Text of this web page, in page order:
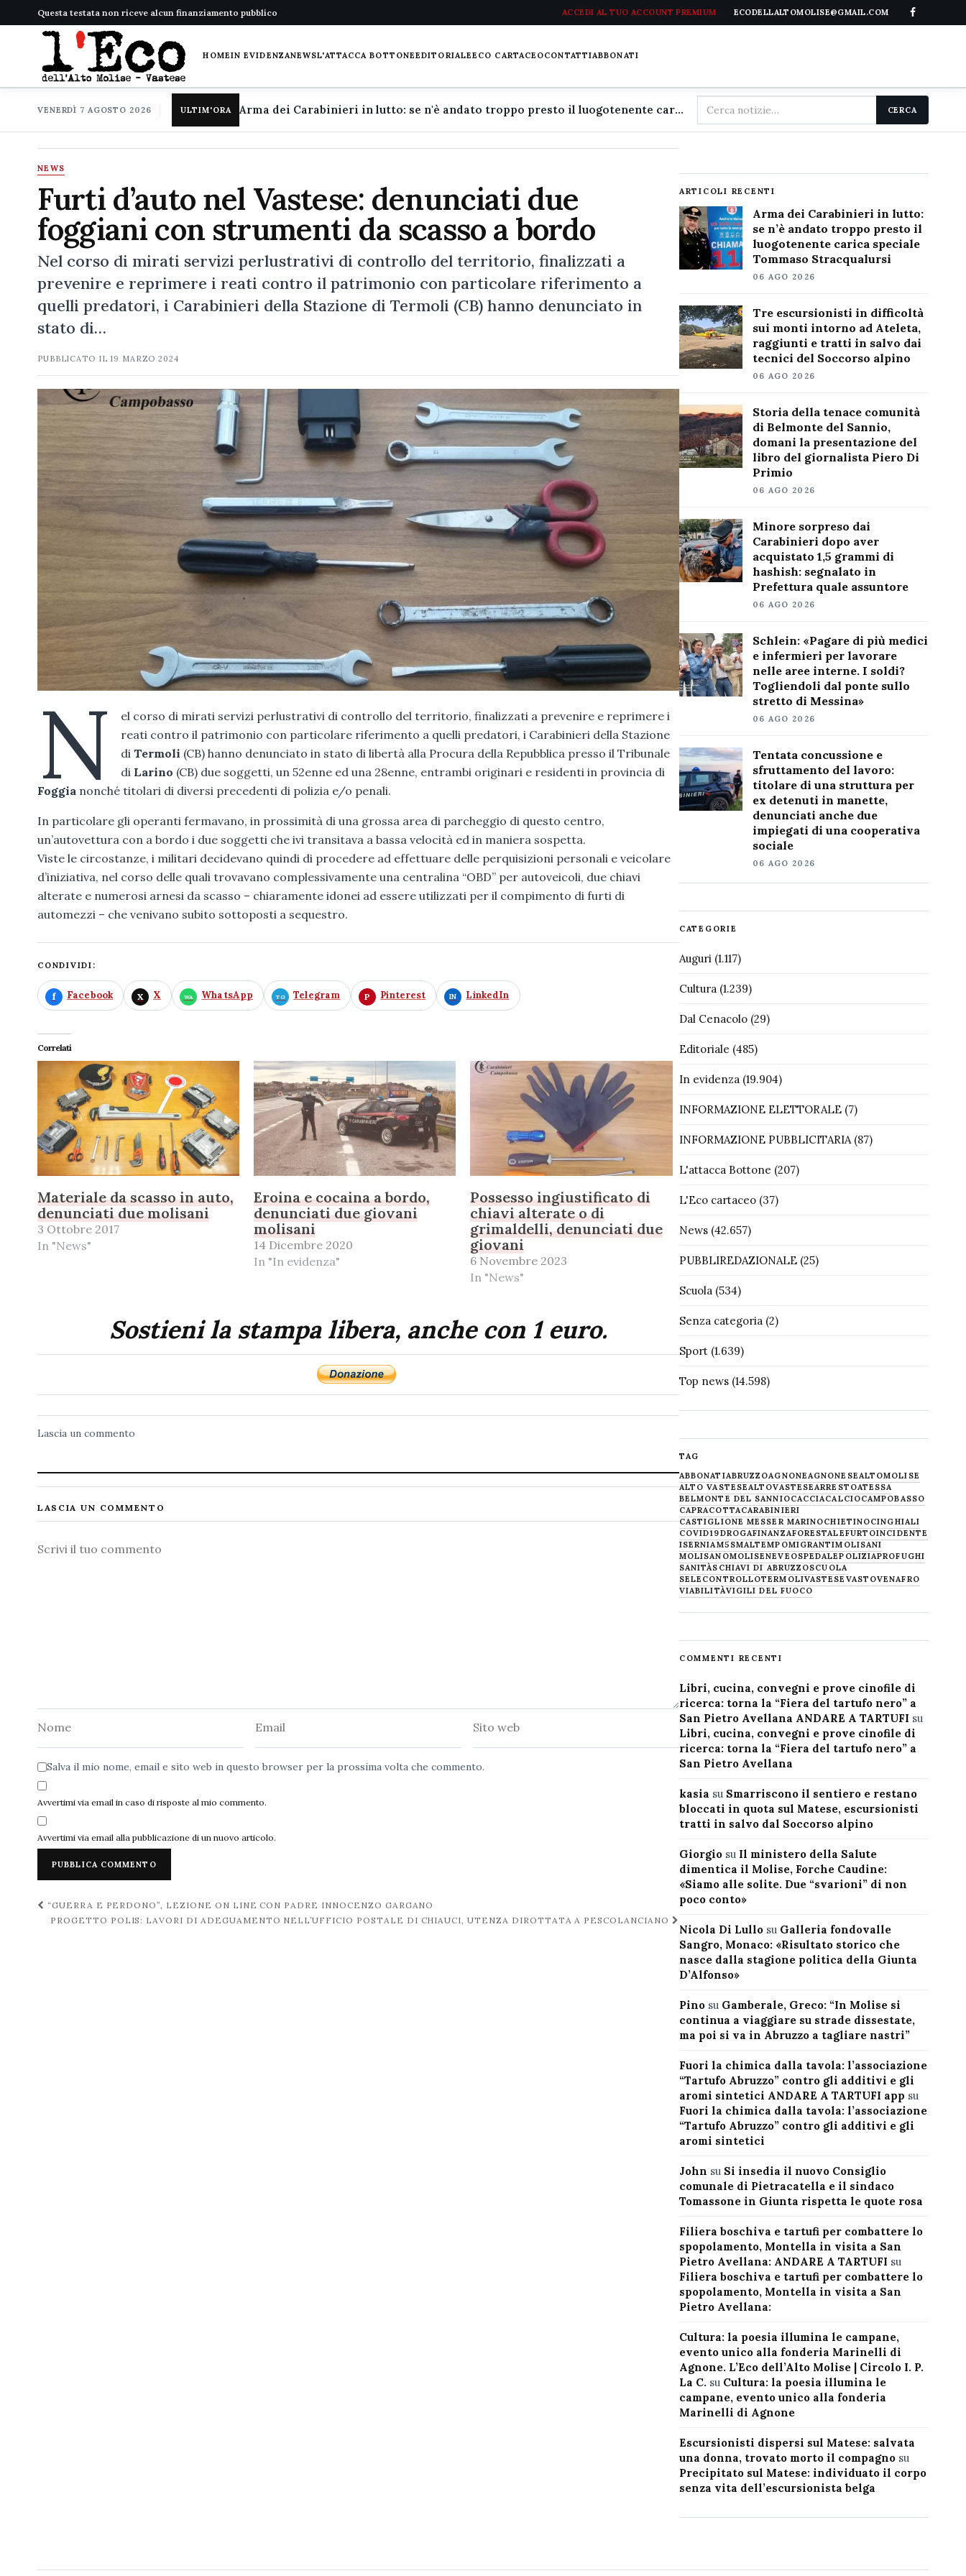
Questa testata non riceve alcun finanziamento pubblico ACCEDI AL TUO ACCOUNT PREMIUM ECODELLALTOMOLISE@GMAIL.COM
HOMEIN EVIDENZANEWSL'ATTACCA BOTTONEEDITORIALEECO CARTACEOCONTATTIABBONATI
VENERDÌ 7 AGOSTO 2026 ULTIM'ORA Arma dei Carabinieri in lutto: se n'è andato troppo presto il luogotenente carica speciale Tommaso Stracqualursi
Cerca
nel
CERCA
NEWS
Furti d’auto nel Vastese: denunciati due
foggiani con strumenti da scasso a bordo
Nel corso di mirati servizi perlustrativi di controllo del territorio, finalizzati a
prevenire e reprimere i reati contro il patrimonio con particolare riferimento a
quelli predatori, i Carabinieri della Stazione di Termoli (CB) hanno denunciato in
stato di…
PUBBLICATO IL19 MARZO 2024
N
el corso di mirati servizi perlustrativi di controllo del territorio, finalizzati a prevenire e reprimere i
reati contro il patrimonio con particolare riferimento a quelli predatori, i Carabinieri della Stazione
di Termoli (CB) hanno denunciato in stato di libertà alla Procura della Repubblica presso il Tribunale
di Larino (CB) due soggetti, un 52enne ed una 28enne, entrambi originari e residenti in provincia di
Foggia nonché titolari di diversi precedenti di polizia e/o penali.
In particolare gli operanti fermavano, in prossimità di una grossa area di parcheggio di questo centro,
un’autovettura con a bordo i due soggetti che ivi transitava a bassa velocità ed in maniera sospetta.
Viste le circostanze, i militari decidevano quindi di procedere ad effettuare delle perquisizioni personali e veicolare
d’iniziativa, nel corso delle quali trovavano complessivamente una centralina “OBD” per autoveicoli, due chiavi
alterate e numerosi arnesi da scasso – chiaramente idonei ad essere utilizzati per il compimento di furti di
automezzi – che venivano subito sottoposti a sequestro.
CONDIVIDI:
Facebook X WhatsApp Telegram Pinterest LinkedIn
Correlati
Materiale da scasso in auto,
denunciati due molisani
3 Ottobre 2017
In "News"
Eroina e cocaina a bordo,
denunciati due giovani
molisani
14 Dicembre 2020
In "In evidenza"
Possesso ingiustificato di
chiavi alterate o di
grimaldelli, denunciati due
giovani
6 Novembre 2023
In "News"
Sostieni la stampa libera, anche con 1 euro.
Lascia un commento
LASCIA UN COMMENTO
Commento
Salva il mio nome, email e sito web in questo browser per la prossima volta che commento.
Avvertimi via email in caso di risposte al mio commento.
Avvertimi via email alla pubblicazione di un nuovo articolo.
Navigazione
post
“GUERRA E PERDONO”, LEZIONE ON LINE CON PADRE INNOCENZO GARGANO
PROGETTO POLIS: LAVORI DI ADEGUAMENTO NELL’UFFICIO POSTALE DI CHIAUCI, UTENZA DIROTTATA A PESCOLANCIANO
ARTICOLI RECENTI
Arma dei Carabinieri in lutto:
se n’è andato troppo presto il
luogotenente carica speciale
Tommaso Stracqualursi
06 AGO 2026
Tre escursionisti in difficoltà
sui monti intorno ad Ateleta,
raggiunti e tratti in salvo dai
tecnici del Soccorso alpino
06 AGO 2026
Storia della tenace comunità
di Belmonte del Sannio,
domani la presentazione del
libro del giornalista Piero Di
Primio
06 AGO 2026
Minore sorpreso dai
Carabinieri dopo aver
acquistato 1,5 grammi di
hashish: segnalato in
Prefettura quale assuntore
06 AGO 2026
Schlein: «Pagare di più medici
e infermieri per lavorare
nelle aree interne. I soldi?
Togliendoli dal ponte sullo
stretto di Messina»
06 AGO 2026
Tentata concussione e
sfruttamento del lavoro:
titolare di una struttura per
ex detenuti in manette,
denunciati anche due
impiegati di una cooperativa
sociale
06 AGO 2026
CATEGORIE
Auguri(1.117)
Cultura(1.239)
Dal Cenacolo(29)
Editoriale (485)
In evidenza(19.904)
INFORMAZIONE ELETTORALE(7)
INFORMAZIONE PUBBLICITARIA(87)
L'attacca Bottone (207)
L'Eco cartaceo(37)
News(42.657)
PUBBLIREDAZIONALE(25)
Scuola(534)
Senza categoria(2)
Sport(1.639)
Top news(14.598)
TAG
ABBONATIABRUZZOAGNONEAGNONESEALTOMOLISE
ALTO VASTESEALTOVASTESEARRESTOATESSA
BELMONTE DEL SANNIOCACCIACALCIOCAMPOBASSO
CAPRACOTTACARABINIERI
CASTIGLIONE MESSER MARINOCHIETINOCINGHIALI
COVID19DROGAFINANZAFORESTALEFURTOINCIDENTE
ISERNIAM5SMALTEMPOMIGRANTIMOLISANI
MOLISANOMOLISENEVE OSPEDALEPOLIZIAPROFUGHI
SANITÀSCHIAVI DI ABRUZZOSCUOLA
SELECONTROLLOTERMOLIVASTESE VASTOVENAFRO
VIABILITÀVIGILI DEL FUOCO
COMMENTI RECENTI
Libri, cucina, convegni e prove cinofile di
ricerca: torna la “Fiera del tartufo nero” a
San Pietro Avellana ANDARE A TARTUFI su
Libri, cucina, convegni e prove cinofile di
ricerca: torna la “Fiera del tartufo nero” a
San Pietro Avellana
kasia su Smarriscono il sentiero e restano
bloccati in quota sul Matese, escursionisti
tratti in salvo dal Soccorso alpino
Giorgiosu Il ministero della Salute
dimentica il Molise, Forche Caudine:
«Siamo alle solite. Due “svarioni” di non
poco conto»
Nicola Di Lullosu Galleria fondovalle
Sangro, Monaco: «Risultato storico che
nasce dalla stagione politica della Giunta
D’Alfonso»
Pinosu Gamberale, Greco: “In Molise si
continua a viaggiare su strade dissestate,
ma poi si va in Abruzzo a tagliare nastri”
Fuori la chimica dalla tavola: l’associazione
“Tartufo Abruzzo” contro gli additivi e gli
aromi sintetici ANDARE A TARTUFI app su
Fuori la chimica dalla tavola: l’associazione
“Tartufo Abruzzo” contro gli additivi e gli
aromi sintetici
John su Si insedia il nuovo Consiglio
comunale di Pietracatella e il sindaco
Tomassone in Giunta rispetta le quote rosa
Filiera boschiva e tartufi per combattere lo
spopolamento, Montella in visita a San
Pietro Avellana: ANDARE A TARTUFI su
Filiera boschiva e tartufi per combattere lo
spopolamento, Montella in visita a San
Pietro Avellana:
Cultura: la poesia illumina le campane,
evento unico alla fonderia Marinelli di
Agnone. L’Eco dell’Alto Molise | Circolo I. P.
La C. su Cultura: la poesia illumina le
campane, evento unico alla fonderia
Marinelli di Agnone
Escursionisti dispersi sul Matese: salvata
una donna, trovato morto il compagnosu
Precipitato sul Matese: individuato il corpo
senza vita dell’escursionista belga